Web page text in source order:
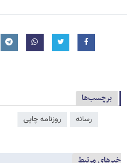
برچسب‌ها
رسانه روزنامه چاپی